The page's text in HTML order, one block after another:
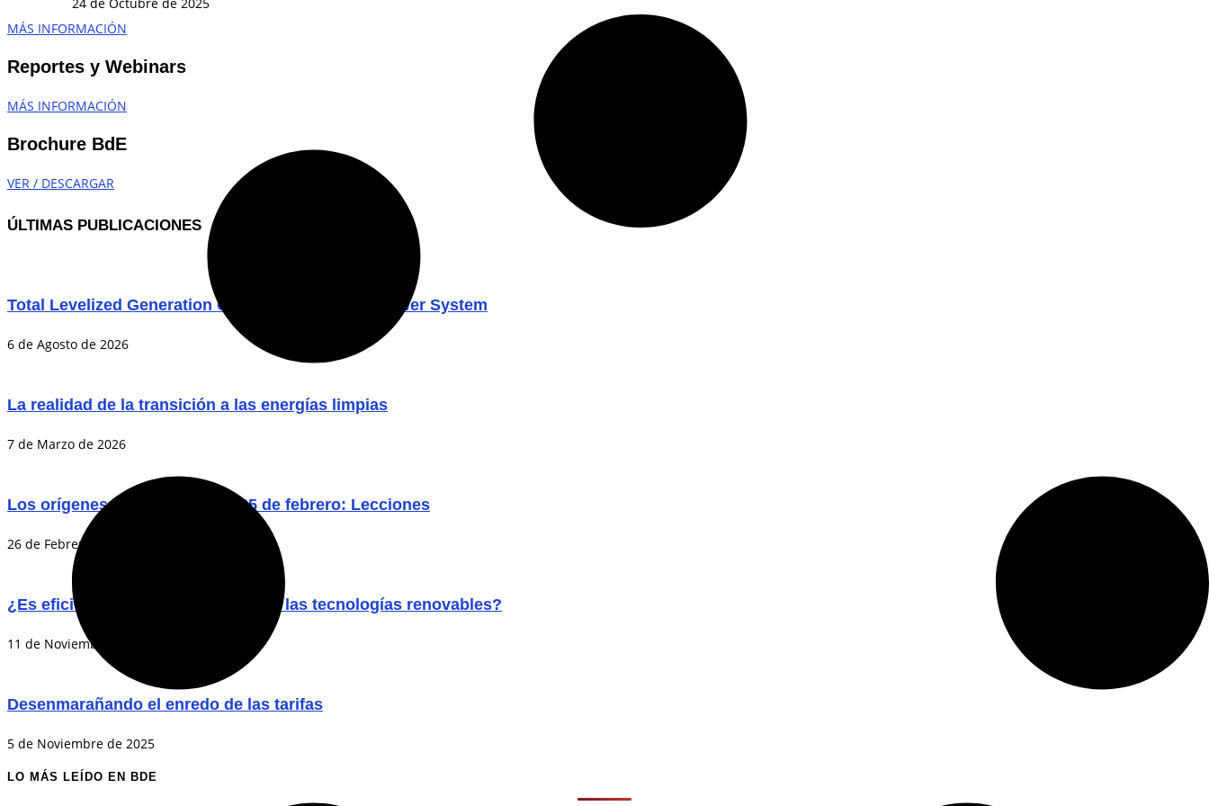
MÁS INFORMACIÓN
Reportes y Webinars
MÁS INFORMACIÓN
Brochure BdE
VER / DESCARGAR
ÚLTIMAS PUBLICACIONES
Total Levelized Generation Costs in the Chilean Power System
6 de Agosto de 2026
La realidad de la transición a las energías limpias
7 de Marzo de 2026
Los orígenes del blackout del 25 de febrero: Lecciones
26 de Febrero de 2026
¿Es eficiente la transición chilena a las tecnologías renovables?
11 de Noviembre de 2025
Desenmarañando el enredo de las tarifas
5 de Noviembre de 2025
LO MÁS LEÍDO EN BDE